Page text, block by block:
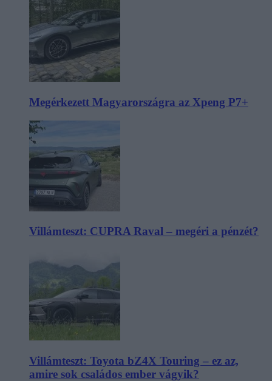
Megérkezett Magyarországra az Xpeng P7+
Villámteszt: CUPRA Raval – megéri a pénzét?
Villámteszt: Toyota bZ4X Touring – ez az,
amire sok családos ember vágyik?